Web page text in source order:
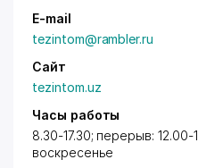
E-mail
tezintom@rambler.ru
Сайт
tezintom.uz
Часы работы
8.30-17.30; перерыв: 12.00-
воскресенье